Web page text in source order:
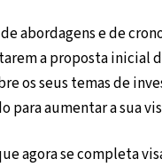
abordagens e de
a proposta
os seus temas de
para aumentar a sua
agora se completa